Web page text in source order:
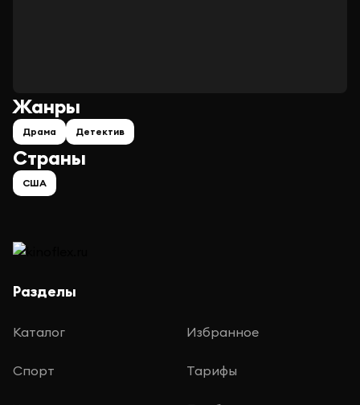
Страны
США
Жанры
Драма Детектив
Разделы
Каталог Избранное
Спорт Тарифы